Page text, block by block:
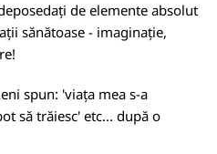
de elemente absolut
sănătoase - imaginație,
spun: 'viața mea s-a
să trăiesc' etc... după o